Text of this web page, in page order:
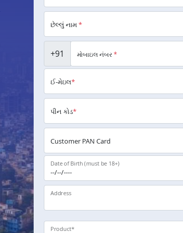
છેલ્લું નામ*
+91 મોબાઇલ નંબર*
ઈ-મેઇલ*
પીન કોડ*
Customer PAN Card
Date of Birth (must be 18+)
Address
Product*